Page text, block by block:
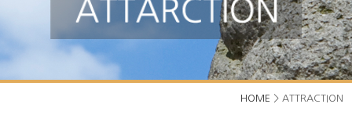
HOME > ATTRACTION